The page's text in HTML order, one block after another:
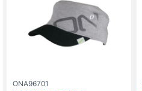
ONA96701